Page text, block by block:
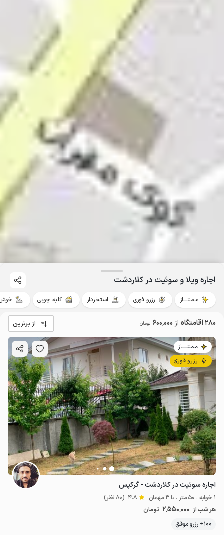
اجاره ویلا و سوئیت در کلاردشت
مـمـتــــاز رزرو فوری استخردار کلبه چوبی خوش
280 اقامتگاه از 600٬000 تومان از برترین
مـمـتــــــاز
رزرو فوری
اجاره سوئیت در کلاردشت - گرکپس
1 خوابه . 50 متر . تا 3 مهمان 4.8 (80 نظر)
هر شب از 2٬550٬000 تومان
100+ رزرو موفق